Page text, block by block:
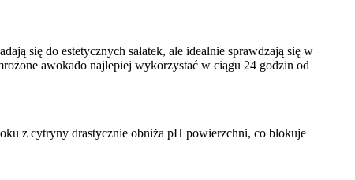
się do estetycznych sałatek, ale idealnie sprawdzają się w
awokado najlepiej wykorzystać w ciągu 24 godzin od
z cytryny drastycznie obniża pH powierzchni, co blokuje